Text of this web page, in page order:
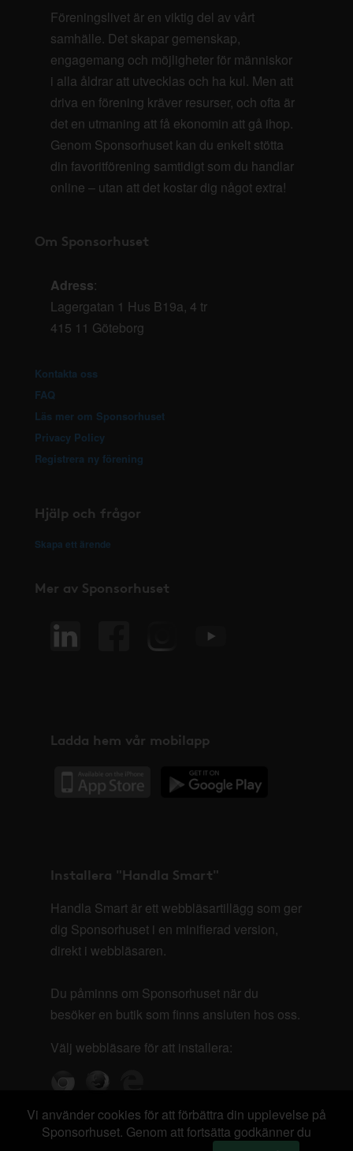
Föreningslivet är en viktig del av vårt
samhälle. Det skapar gemenskap,
engagemang och möjligheter för människor
i alla åldrar att utvecklas och ha kul. Men att
driva en förening kräver resurser, och ofta är
det en utmaning att få ekonomin att gå ihop.
Genom Sponsorhuset kan du enkelt stötta
din favoritförening samtidigt som du handlar
online – utan att det kostar dig något extra!
Om Sponsorhuset
Adress:
Lagergatan 1 Hus B19a, 4 tr
415 11 Göteborg
Kontakta oss
FAQ
Läs mer om Sponsorhuset
Privacy Policy
Registrera ny förening
Hjälp och frågor
Skapa ett ärende
Mer av Sponsorhuset
Ladda hem vår mobilapp
Installera "Handla Smart"
Handla Smart är ett webbläsartillägg som ger
dig Sponsorhuset i en minifierad version,
direkt i webbläsaren.
Du påminns om Sponsorhuset när du
besöker en butik som finns ansluten hos oss.
Välj webbläsare för att installera:
Vi använder cookies för att förbättra din upplevelse på
Sponsorhuset. Genom att fortsätta godkänner du